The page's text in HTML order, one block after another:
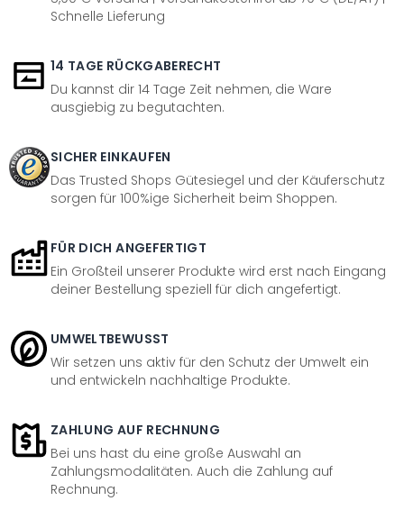
Schnelle Lieferung
14 TAGE RÜCKGABERECHT
Du kannst dir 14 Tage Zeit nehmen, die Ware
ausgiebig zu begutachten.
SICHER EINKAUFEN
Das Trusted Shops Gütesiegel und der Käuferschutz
sorgen für 100%ige Sicherheit beim Shoppen.
FÜR DICH ANGEFERTIGT
Ein Großteil unserer Produkte wird erst nach Eingang
deiner Bestellung speziell für dich angefertigt.
UMWELTBEWUSST
Wir setzen uns aktiv für den Schutz der Umwelt ein
und entwickeln nachhaltige Produkte.
ZAHLUNG AUF RECHNUNG
Bei uns hast du eine große Auswahl an
Zahlungsmodalitäten. Auch die Zahlung auf
Rechnung.